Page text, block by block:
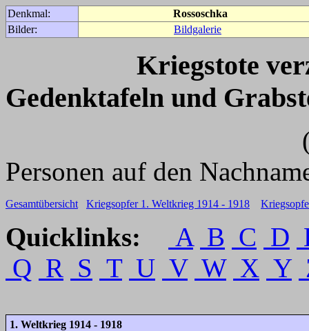
Denkmal:
Rossoschka
Bilder:
Bildgalerie
Kriegstote
Gedenktafeln und
(Für weitere
Personen auf den
Gesamtübersicht Kriegsopfer 1. Weltkrieg 1914 - 1918
Quicklinks: A B C D
Q R S T U V W X Y
1. Weltkrieg 1914 - 1918